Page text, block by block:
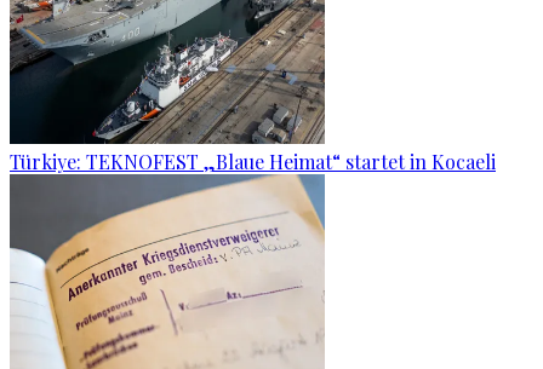
Türkiye: TEKNOFEST „Blaue Heimat“ startet in Kocaeli